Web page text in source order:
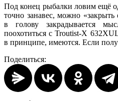
Под конец рыбалки ловим ещё
точно занавес, можно
в голову закрадывается
поохотиться с Troutist-X
в принципе, имеются. Если
Поделиться: